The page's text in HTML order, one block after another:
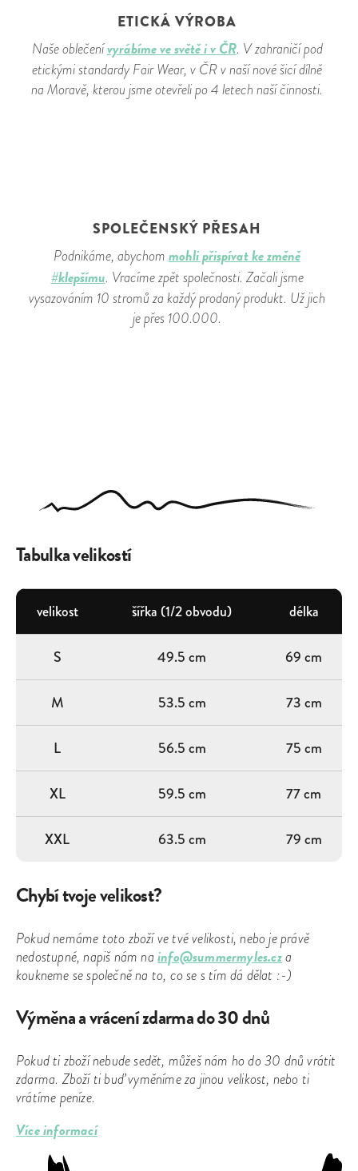
ETICKÁ VÝROBA
Naše oblečenívyrábíme ve světě i v ČR. V zahraničí pod
etickými standardy Fair Wear, v ČR v naší nové šicí dílně
na Moravě, kterou jsme otevřeli po 4 letech naší činnosti.
SPOLEČENSKÝ PŘESAH
Podnikáme, abychom mohli přispívat ke změně
#klepšímu. Vracíme zpět společnosti. Začali jsme
vysazováním 10 stromů za každý prodaný produkt. Už jich
je přes 100.000.
Tabulka velikostí
velikost šířka (1/2 obvodu) délka
S 49.5 cm 69 cm
M 53.5 cm 73 cm
L 56.5 cm 75 cm
XL 59.5 cm 77 cm
XXL 63.5 cm 79 cm
Chybí tvoje velikost?
Pokud nemáme toto zboží ve tvé velikosti, nebo je právě
nedostupné, napiš nám na info@summermyles.cza
koukneme se společně na to, co se s tím dá dělat :-)
Výměna a vrácení zdarma do 30 dnů
Pokud ti zboží nebude sedět, můžeš nám ho do 30 dnů vrátit
zdarma. Zboží ti buď vyměníme za jinou velikost, nebo ti
vrátíme peníze.
Více informací